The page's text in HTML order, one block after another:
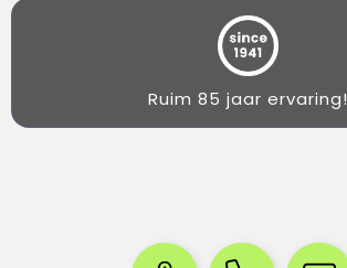
Ruim 85 jaar ervaring!